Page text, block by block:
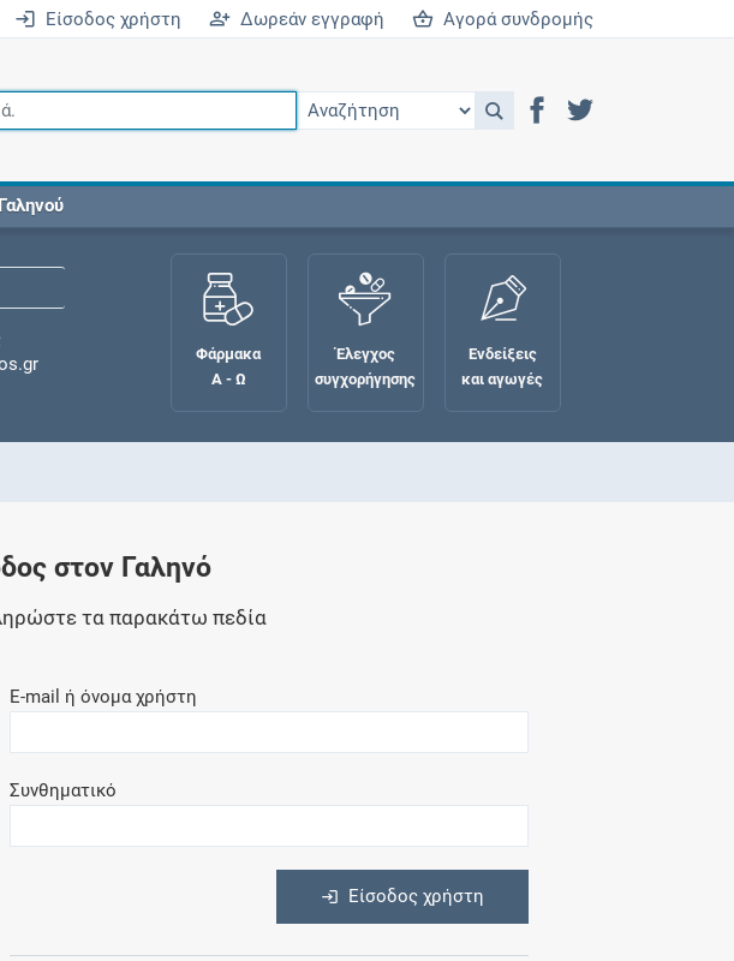
Είσοδος χρήστη Δωρεάν εγγραφή Αγορά συνδρομής
και
Φάρμακα
Α - Ω
Έλεγχος
συγχορήγησης
Ενδείξεις
και αγωγές
στον Γαληνό
τα παρακάτω πεδία
E-mail ή όνομα χρήστη
Συνθηματικό
Είσοδος χρήστη